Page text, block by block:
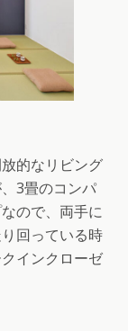
的なリビング
3畳のコンパ
ので、両手に
回っている時
インクローゼ